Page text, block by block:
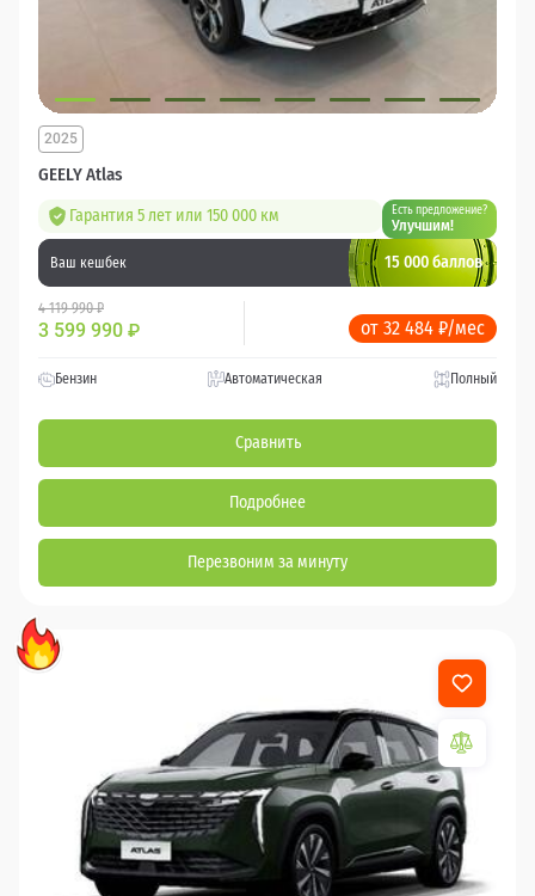
GEELY Atlas
2025
Гарантия 5 лет или 150 000 км Есть предложение?
Улучшим!
Ваш кешбек 15 000 баллов
4 119 990 ₽
3 599 990 ₽ от 32 484 ₽/мес
Бензин Автоматическая Полный
Сравнить
Подробнее
Перезвоним за минуту